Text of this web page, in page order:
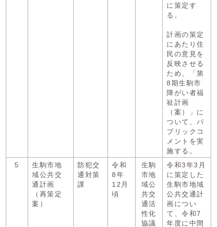
に策定す
る。
計画の策定
にあたり住
民の意見を
反映させる
ため、「第
8期生駒市
障がい者福
祉計画
（案）」に
ついて、パ
ブリックコ
メントを実
施する。
5
生駒市地
域公共交
通計画
（再策定
案）
防犯交
通対策
課
令和
8年
12月
頃
生駒
市地
域公
共交
通活
性化
協議
令和3年3月
に策定した
生駒市地域
公共交通計
画につい
て、令和7
年度に中間